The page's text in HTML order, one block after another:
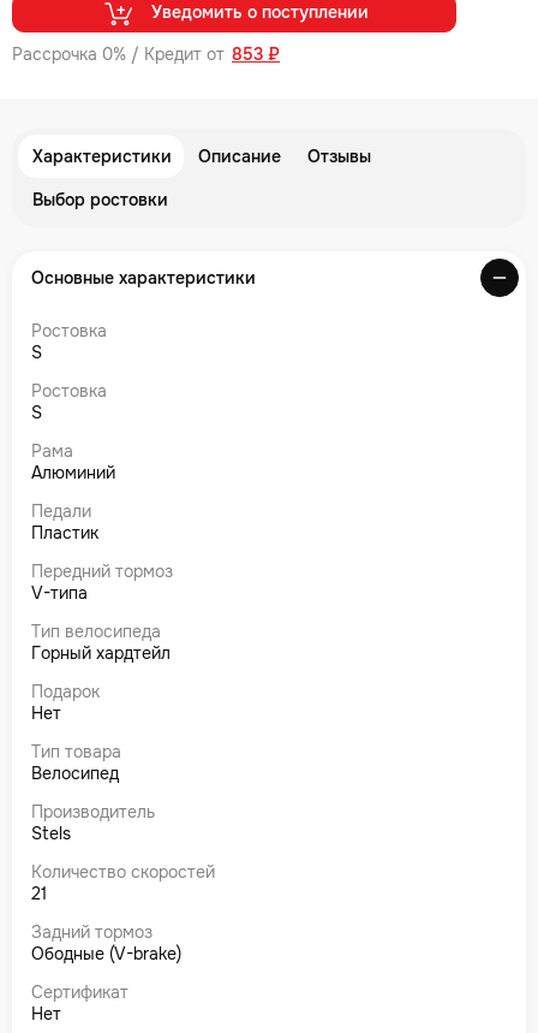
Рассрочка 0% / Кредит от 853 ₽
Уведомить о поступлении
Характеристики Описание
Отзывы
Выбор ростовки
Основные характеристики
Ростовка
S
Ростовка
S
Рама
Алюминий
Педали
Пластик
Передний тормоз
V-типа
Тип велосипеда
Горный хардтейл
Подарок
Нет
Тип товара
Велосипед
Производитель
Stels
Количество скоростей
21
Задний тормоз
Ободные (V-brake)
Сертификат
Нет